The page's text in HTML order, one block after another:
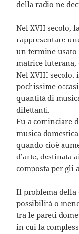
della radio ne
Nel XVII secolo,
rappresentare
un termine
matrice luterana,
Nel XVIII secolo,
pochissime
quantità di
dilettanti.
Fu a cominciare
musica
quando cioè
d’arte, destinata
composta per gli
Il problema della
possibilità o
tra le pareti
in cui la